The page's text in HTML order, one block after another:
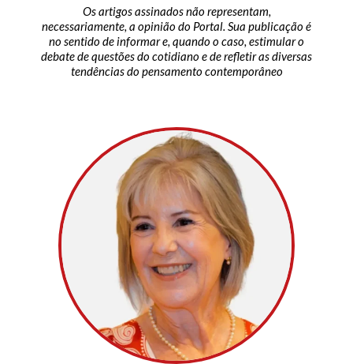
Os artigos assinados não representam,
necessariamente, a opinião do Portal. Sua publicação é
no sentido de informar e, quando o caso, estimular o
debate de questões do cotidiano e de refletir as diversas
tendências do pensamento contemporâneo